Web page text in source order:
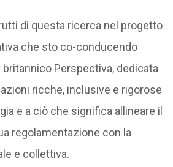
di questa ricerca nel progetto
che sto co-conducendo
Perspectiva, dedicata
ricche, inclusive e rigorose
e a ciò che significa allineare il
regolamentazione con la
e collettiva.